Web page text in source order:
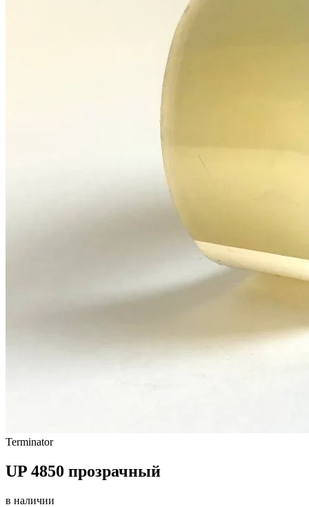
Terminator
UP 4850 прозрачный
в наличии